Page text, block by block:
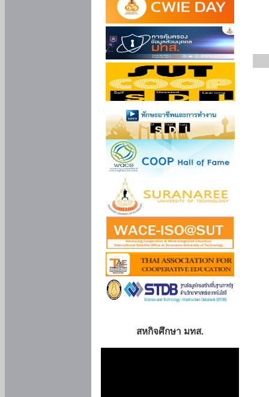
สหกิจศึกษา มทส.